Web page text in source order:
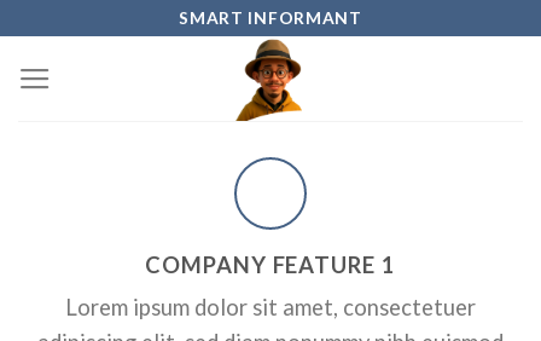
content
SMART INFORMANT
COMPANY FEATURE 1
Lorem ipsum dolor sit amet, consectetuer